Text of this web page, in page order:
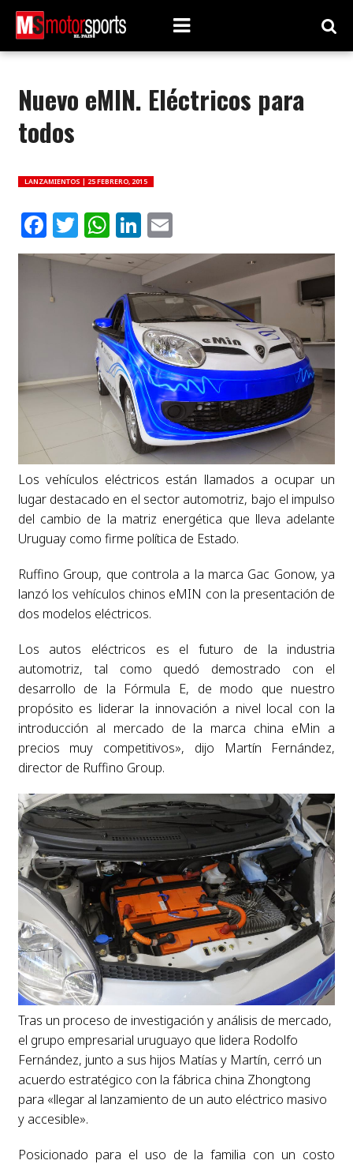
Nuevo eMIN. Eléctricos para
todos
LANZAMIENTOS | 25 FEBRERO, 2015
Facebook
Twitter
WhatsApp
LinkedIn
Email
Los vehículos eléctricos están llamados a ocupar un
lugar destacado en el sector automotriz, bajo el impulso
del cambio de la matriz energética que lleva adelante
Uruguay como firme política de Estado.
Ruffino Group, que controla a la marca Gac Gonow, ya
lanzó los vehículos chinos eMIN con la presentación de
dos modelos eléctricos.
Los autos eléctricos es el futuro de la industria
automotriz, tal como quedó demostrado con el
desarrollo de la Fórmula E, de modo que nuestro
propósito es liderar la innovación a nivel local con la
introducción al mercado de la marca china eMin a
precios muy competitivos», dijo Martín Fernández,
director de Ruffino Group.
Tras un proceso de investigación y análisis de mercado,
el grupo empresarial uruguayo que lidera Rodolfo
Fernández, junto a sus hijos Matías y Martín, cerró un
acuerdo estratégico con la fábrica china Zhongtong
para «llegar al lanzamiento de un auto eléctrico masivo
y accesible».
Posicionado para el uso de la familia con un costo